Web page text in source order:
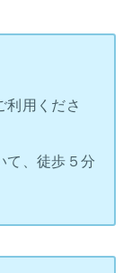
利用くださ
て、徒歩５分